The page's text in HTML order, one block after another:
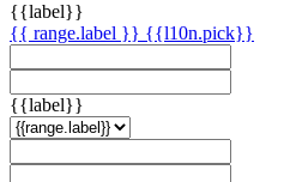
{{label}}
{{ range.label }} {{l10n.pick}}
{{label}}